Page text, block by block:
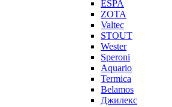
ESPA
ZOTA
Valtec
STOUT
Wester
Speroni
Aquario
Termica
Belamos
Джилекс